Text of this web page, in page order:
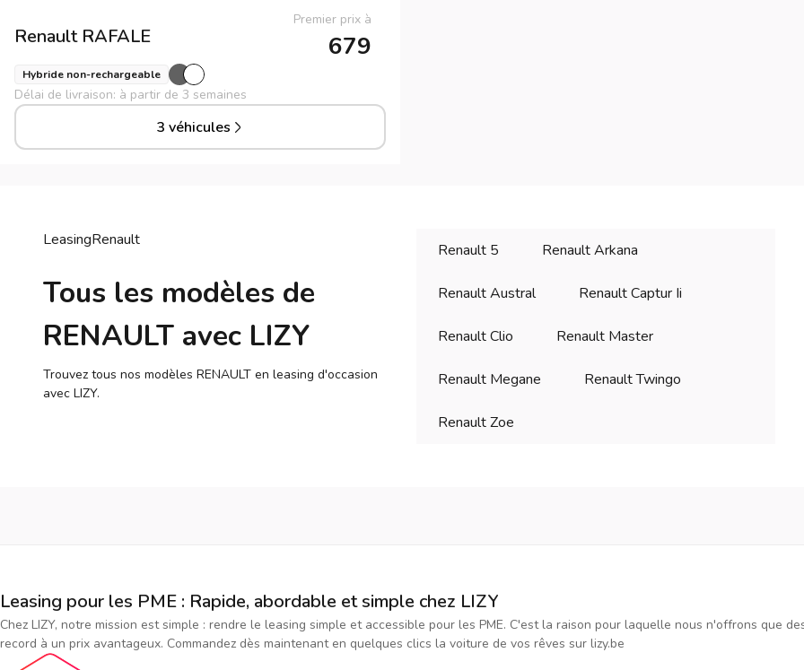
Renault RAFALE
Premier prix à
679
Hybride non-rechargeable
Délai de livraison: à partir de 3 semaines
3 véhicules
LeasingRenault
Tous les modèles de
RENAULT avec LIZY
Trouvez tous nos modèles RENAULT en leasing d'occasion
avec LIZY.
Renault 5 Renault Arkana
Renault Austral Renault Captur Ii
Renault Clio Renault Master
Renault Megane Renault Twingo
Renault Zoe
Leasing pour les PME : Rapide, abordable et simple chez LIZY
Chez LIZY, notre mission est simple : rendre le leasing simple et accessible pour les PME. C'est la raison pour laquelle nous n'offrons que
record à un prix avantageux. Commandez dès maintenant en quelques clics la voiture de vos rêves sur lizy.be